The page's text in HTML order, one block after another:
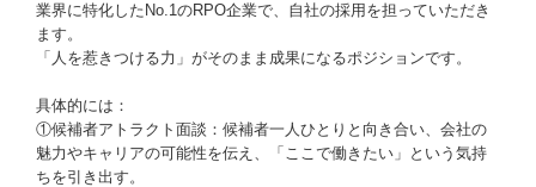
業界に特化したNo.1のRPO企業で、自社の採用を担っていただき
ます。
「人を惹きつける力」がそのまま成果になるポジションです。
具体的には：
①候補者アトラクト面談：候補者一人ひとりと向き合い、会社の
魅力やキャリアの可能性を伝え、「ここで働きたい」という気持
ちを引き出す。